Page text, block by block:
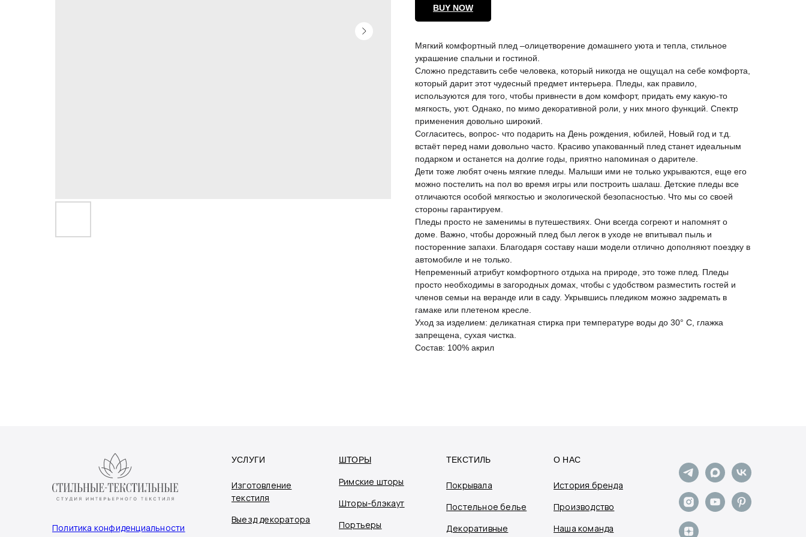
BUY NOW
Мягкий комфортный плед –олицетворение домашнего уюта и тепла, стильное
украшение спальни и гостиной.
Сложно представить себе человека, который никогда не ощущал на себе комфорта,
который дарит этот чудесный предмет интерьера. Пледы, как правило,
используются для того, чтобы привнести в дом комфорт, придать ему какую-то
мягкость, уют. Однако, по мимо декоративной роли, у них много функций. Спектр
применения довольно широкий.
Согласитесь, вопрос- что подарить на День рождения, юбилей, Новый год и т.д.
встаёт перед нами довольно часто. Красиво упакованный плед станет идеальным
подарком и останется на долгие годы, приятно напоминая о дарителе.
Дети тоже любят очень мягкие пледы. Малыши ими не только укрываются, еще его
можно постелить на пол во время игры или построить шалаш. Детские пледы все
отличаются особой мягкостью и экологической безопасностью. Что мы со своей
стороны гарантируем.
Пледы просто не заменимы в путешествиях. Они всегда согреют и напомнят о
доме. Важно, чтобы дорожный плед был легок в уходе не впитывал пыль и
посторенние запахи. Благодаря составу наши модели отлично дополняют поездку в
автомобиле и не только.
Непременный атрибут комфортного отдыха на природе, это тоже плед. Пледы
просто необходимы в загородных домах, чтобы с удобством разместить гостей и
членов семьи на веранде или в саду. Укрывшись пледиком можно задремать в
гамаке или плетеном кресле.
Уход за изделием: деликатная стирка при температуре воды до 30° С, глажка
запрещена, сухая чистка.
Состав: 100% акрил
Политика конфиденциальности
УСЛУГИ
Изготовление
текстиля
Выезд декоратора
ШТОРЫ
Римские шторы
Шторы-блэкаут
Портьеры
ТЕКСТИЛЬ
Покрывала
Постельное белье
Декоративные
О НАС
История бренда
Производство
Наша команда